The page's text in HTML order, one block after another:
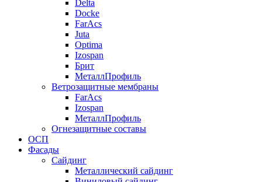
Delta
Docke
FarAcs
Juta
Optima
Izospan
Брит
МеталлПрофиль
Ветрозащитные мембраны
FarAcs
Izospan
МеталлПрофиль
Огнезащитные составы
ОСП
Фасады
Сайдинг
Металлический сайдинг